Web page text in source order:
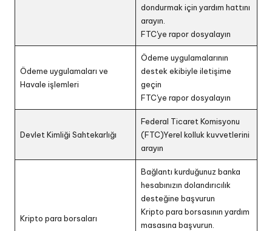
dondurmak için yardım hattını
arayın.
FTC'ye rapor dosyalayın
Ödeme uygulamaları ve
Havale işlemleri
Ödeme uygulamalarının
destek ekibiyle iletişime
geçin
FTC'ye rapor dosyalayın
Devlet Kimliği Sahtekarlığı
Federal Ticaret Komisyonu
(FTC)Yerel kolluk kuvvetlerini
arayın
Kripto para borsaları
Bağlantı kurduğunuz banka
hesabınızın dolandırıcılık
desteğine başvurun
Kripto para borsasının yardım
masasına başvurun.